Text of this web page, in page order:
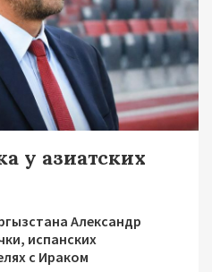
у азиатских
Александр
испанских
с Ираком